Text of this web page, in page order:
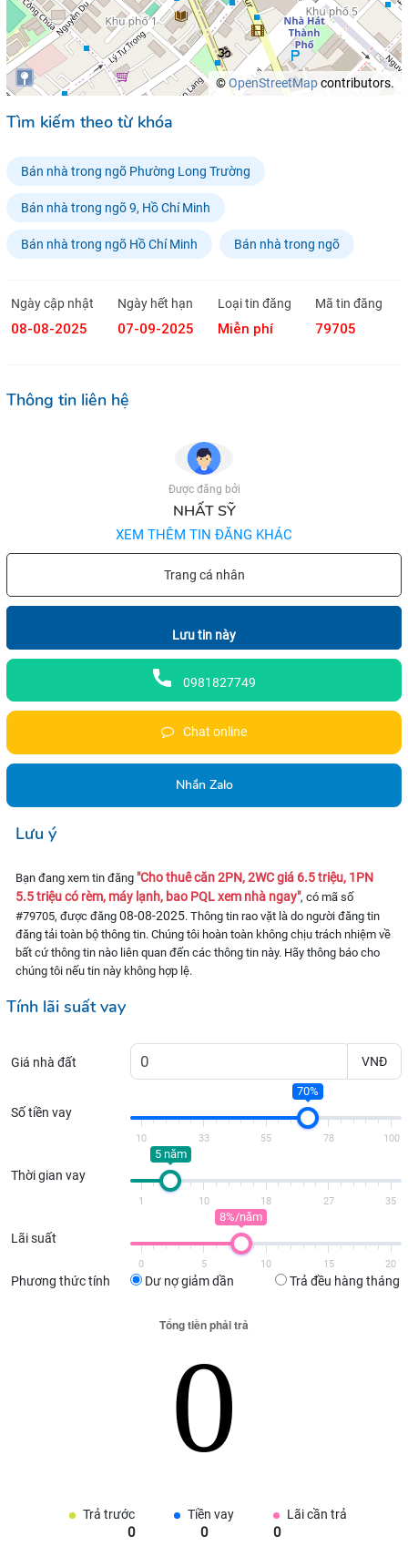
©OpenStreetMapcontributors.
Tìm kiếm theo từ khóa
Bán nhà trong ngõ Phường Long Trường
Bán nhà trong ngõ 9, Hồ Chí Minh
Bán nhà trong ngõ Hồ Chí Minh Bán nhà trong ngõ
Ngày cập nhật
08-08-2025
Ngày hết hạn
07-09-2025
Loại tin đăng
Miễn phí
Mã tin đăng
79705
Thông tin liên hệ
Được đăng bởi
NHẤT SỸ
XEM THÊM TIN ĐĂNG KHÁC
Trang cá nhân
Lưu tin này
0981827749
Chat online
Nhắn Zalo
Lưu ý
Bạn đang xem tin đăng "Cho thuê căn 2PN, 2WC giá 6.5 triệu, 1PN
5.5 triệu có rèm, máy lạnh, bao PQL xem nhà ngay", có mã số
#79705, được đăng 08-08-2025. Thông tin rao vặt là do người đăng tin
đăng tải toàn bộ thông tin. Chúng tôi hoàn toàn không chịu trách nhiệm về
bất cứ thông tin nào liên quan đến các thông tin này. Hãy thông báo cho
chúng tôi nếu tin này không hợp lệ.
Tính lãi suất vay
Giá nhà đất VNĐ
Số tiền vay
70%
10 33 55 78 100
Thời gian vay
5 năm
1 10 18 27 35
Lãi suất
8%/năm
0 5 10 15 20
Phương thức tính Dư nợ giảm dần Trả đều hàng tháng
Trả trước
0
Tiền vay
0
Lãi cần trả
0